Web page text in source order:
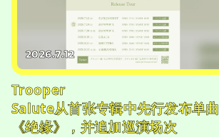
2026.7.12
Trooper
Salute从首张专辑中先行发布单曲
《绝缘》，并追加巡演场次